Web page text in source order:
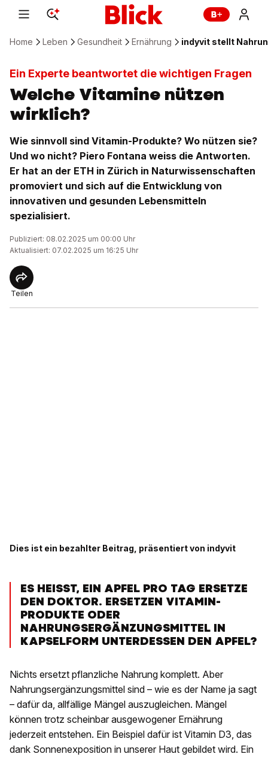
Home Leben Gesundheit Ernährung indyvit stellt
Ein Experte beantwortet die wichtigen Fragen
Welche Vitamine nützen
wirklich?
Wie sinnvoll sind Vitamin-Produkte? Wo nützen sie?
Und wo nicht? Piero Fontana weiss die Antworten.
Er hat an der ETH in Zürich in Naturwissenschaften
promoviert und sich auf die Entwicklung von
innovativen und gesunden Lebensmitteln
spezialisiert.
Publiziert: 08.02.2025 um 00:00 Uhr
Aktualisiert: 07.02.2025 um 16:25 Uhr
Teilen
Dies ist ein bezahlter Beitrag, präsentiert von indyvit
ES HEISST, EIN APFEL PRO TAG ERSETZE
DEN DOKTOR. ERSETZEN VITAMIN-
PRODUKTE ODER
NAHRUNGSERGÄNZUNGSMITTEL IN
KAPSELFORM UNTERDESSEN DEN APFEL?
Nichts ersetzt pflanzliche Nahrung komplett. Aber
Nahrungsergänzungsmittel sind – wie es der Name ja sagt
– dafür da, allfällige Mängel auszugleichen. Mängel
können trotz scheinbar ausgewogener Ernährung
jederzeit entstehen. Ein Beispiel dafür ist Vitamin D3, das
dank Sonnenexposition in unserer Haut gebildet wird. Ein